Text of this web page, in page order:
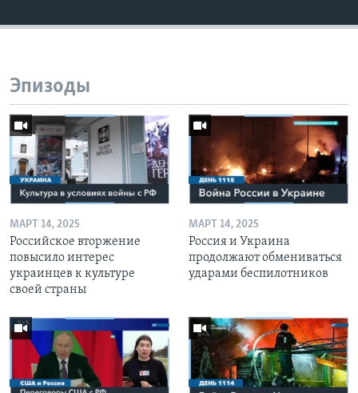
Эпизоды
МАРТ 14, 2025
Российское вторжение
повысило интерес
украинцев к культуре
своей страны
МАРТ 14, 2025
Россия и Украина
продолжают обмениваться
ударами беспилотников